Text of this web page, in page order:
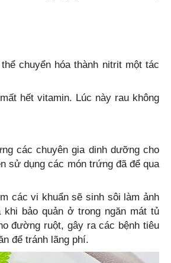
chuyển hóa thành nitrit một tác
hết vitamin. Lúc này rau không
các chuyên gia dinh dưỡng cho
sử dụng các món trứng đã để qua
các vi khuẩn sẽ sinh sôi làm ảnh
bảo quản ở trong ngăn mát tủ
đường ruột, gây ra các bệnh tiêu
để tránh lãng phí.